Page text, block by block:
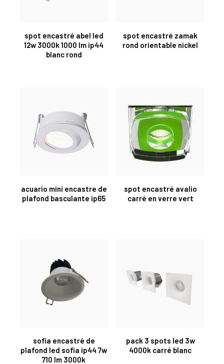
spot encastré abel led
12w 3000k 1000 lm ip44
blanc rond
spot encastré zamak
rond orientable nickel
acuario mini encastre de
plafond basculante ip65
spot encastré avalio
carré en verre vert
sofia encastré de
plafond led sofia ip44 7w
710 lm 3000k
pack 3 spots led 3w
4000k carré blanc